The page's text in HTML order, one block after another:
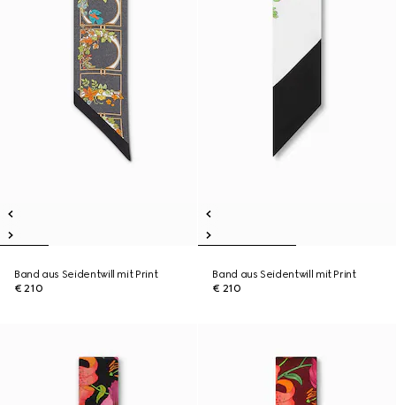
Band aus Seidentwill mit Print
€ 210
Band aus Seidentwill mit Print
€ 210